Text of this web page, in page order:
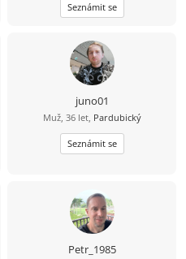
Seznámit se
juno01
Muž, 36 let, Pardubický
Seznámit se
Petr_1985